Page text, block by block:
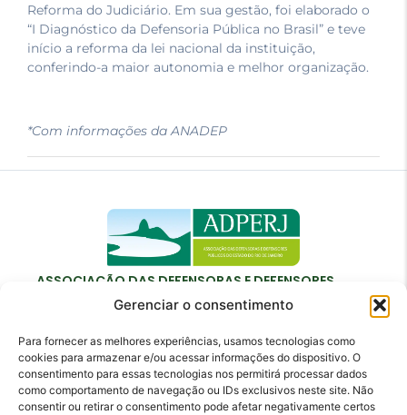
Gerenciar o consentimento
Para fornecer as melhores experiências, usamos tecnologias como
cookies para armazenar e/ou acessar informações do dispositivo. O
consentimento para essas tecnologias nos permitirá processar dados
como comportamento de navegação ou IDs exclusivos neste site. Não
consentir ou retirar o consentimento pode afetar negativamente certos
Reforma do Judiciário. Em sua gestão, foi elaborado o
“I Diagnóstico da Defensoria Pública no Brasil” e teve
início a reforma da lei nacional da instituição,
conferindo-a maior autonomia e melhor organização.
*Com informações da ANADEP
ASSOCIAÇÃO DAS DEFENSORAS E DEFENSORES
PÚBLICOS DO ESTADO DO RIO DE JANEIRO
Contato